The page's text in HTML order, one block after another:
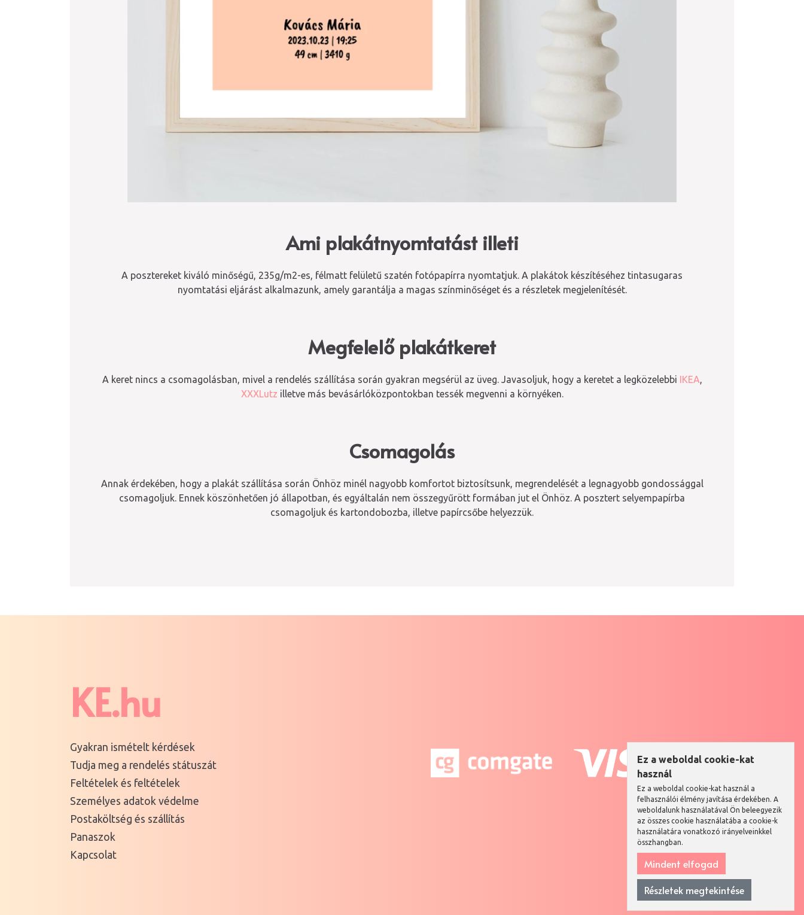
Ami plakátnyomtatást illeti
A posztereket kiváló minőségű, 235g/m2-es, félmatt felületű szatén fotópapírra nyomtatjuk. A plakátok készítéséhez tintasugaras
nyomtatási eljárást alkalmazunk, amely garantálja a magas színminőséget és a részletek megjelenítését.
Megfelelő plakátkeret
A keret nincs a csomagolásban, mivel a rendelés szállítása során gyakran megsérül az üveg. Javasoljuk, hogy a keretet a legközelebbi IKEA,
XXXLutz illetve más bevásárlóközpontokban tessék megvenni a környéken.
Csomagolás
Annak érdekében, hogy a plakát szállítása során Önhöz minél nagyobb komfortot biztosítsunk, megrendelését a legnagyobb gondossággal
csomagoljuk. Ennek köszönhetően jó állapotban, és egyáltalán nem összegyűrött formában jut el Önhöz. A posztert selyempapírba
csomagoljuk és kartondobozba, illetve papírcsőbe helyezzük.
KE.hu
Gyakran ismételt kérdések
Tudja meg a rendelés státuszát
Feltételek és feltételek
Személyes adatok védelme
Postaköltség és szállítás
Panaszok
Kapcsolat
Ez a weboldal cookie-kat
használ
Ez a weboldal cookie-kat használ a
felhasználói élmény javítása érdekében. A
weboldalunk használatával Ön beleegyezik
az összes cookie használatába a cookie-k
használatára vonatkozó irányelveinkkel
összhangban.
Mindent elfogad
Részletek megtekintése